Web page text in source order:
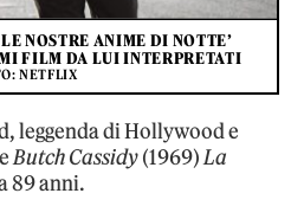
NOSTRE ANIME DI NOTTE’
FILM DA LUI INTERPRETATI
NETFLIX
leggenda di Hollywood e
Butch Cassidy(1969)La
89 anni.